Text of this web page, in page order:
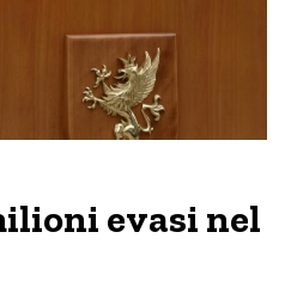
evasi nel